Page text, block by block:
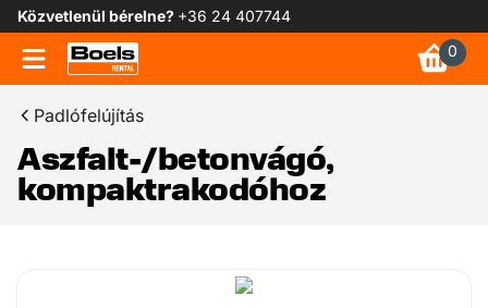
Közvetlenül bérelne? +36 24 407744
0
Padlófelújítás
Aszfalt-/betonvágó,
kompaktrakodóhoz